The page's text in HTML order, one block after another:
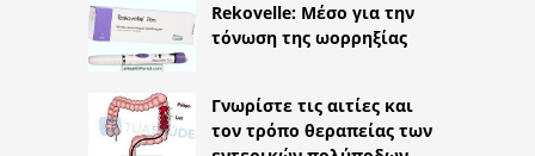
Rekovelle: Μέσο για την
τόνωση της ωορρηξίας
Γνωρίστε τις αιτίες και
τον τρόπο θεραπείας των